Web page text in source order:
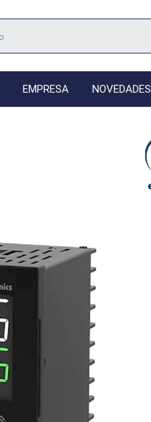
EMPRESA NOVEDADES